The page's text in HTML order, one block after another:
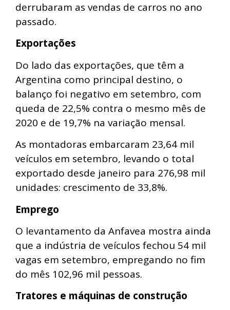
derrubaram as vendas de carros no ano
passado.
Exportações
Do lado das exportações, que têm a
Argentina como principal destino, o
balanço foi negativo em setembro, com
queda de 22,5% contra o mesmo mês de
2020 e de 19,7% na variação mensal.
As montadoras embarcaram 23,64 mil
veículos em setembro, levando o total
exportado desde janeiro para 276,98 mil
unidades: crescimento de 33,8%.
Emprego
O levantamento da Anfavea mostra ainda
que a indústria de veículos fechou 54 mil
vagas em setembro, empregando no fim
do mês 102,96 mil pessoas.
Tratores e máquinas de construção